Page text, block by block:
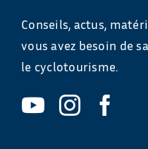
Conseils, actus,
vous avez besoin de
le cyclotourisme.